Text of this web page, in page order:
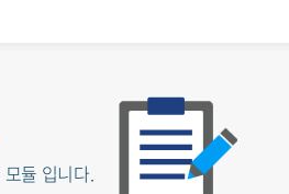
듈 입니다.